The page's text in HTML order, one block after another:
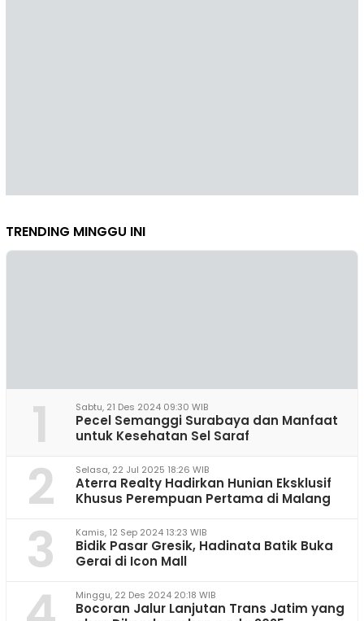
TRENDING MINGGU INI
1 Sabtu, 21 Des 2024 09:30 WIB
Pecel Semanggi Surabaya dan Manfaat
untuk Kesehatan Sel Saraf
2 Selasa, 22 Jul 2025 18:26 WIB
Aterra Realty Hadirkan Hunian Eksklusif
Khusus Perempuan Pertama di Malang
3 Kamis, 12 Sep 2024 13:23 WIB
Bidik Pasar Gresik, Hadinata Batik Buka
Gerai di Icon Mall
Minggu, 22 Des 2024 20:18 WIB
Bocoran Jalur Lanjutan Trans Jatim yang